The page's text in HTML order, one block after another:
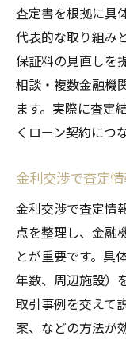
査定書を根拠に具
代表的な取り組み
保証料の見直しを
相談・複数金融機
ます。実際に査定
くローン契約につ
金利交渉で査定
金利交渉で査定情
点を整理し、金融
とが重要です。具
年数、周辺施設）
取引事例を交えて
案、などの方法が